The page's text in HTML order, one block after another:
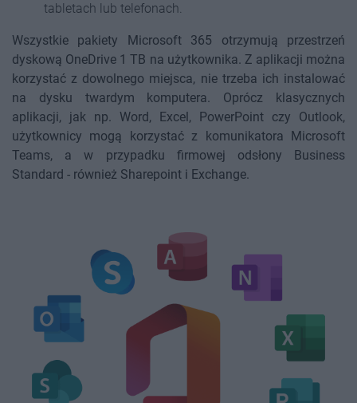
tabletach lub telefonach.
Wszystkie pakiety Microsoft 365 otrzymują przestrzeń
dyskową OneDrive 1 TB na użytkownika. Z aplikacji można
korzystać z dowolnego miejsca, nie trzeba ich instalować
na dysku twardym komputera. Oprócz klasycznych
aplikacji, jak np. Word, Excel, PowerPoint czy Outlook,
użytkownicy mogą korzystać z komunikatora Microsoft
Teams, a w przypadku firmowej odsłony Business
Standard - również Sharepoint i Exchange.